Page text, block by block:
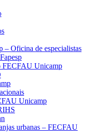
– Oficina de especialistas
FECFAU Unicamp
Unicamp
urbanas – FECFAU